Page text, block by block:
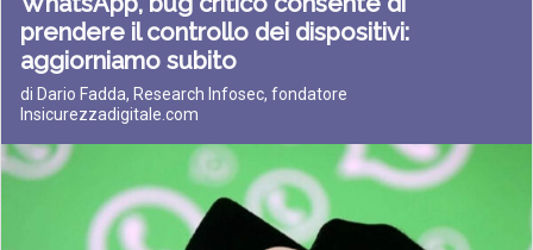
prendere il controllo dei dispositivi:
aggiorniamo subito
di Dario Fadda, Research Infosec, fondatore
Insicurezzadigitale.com